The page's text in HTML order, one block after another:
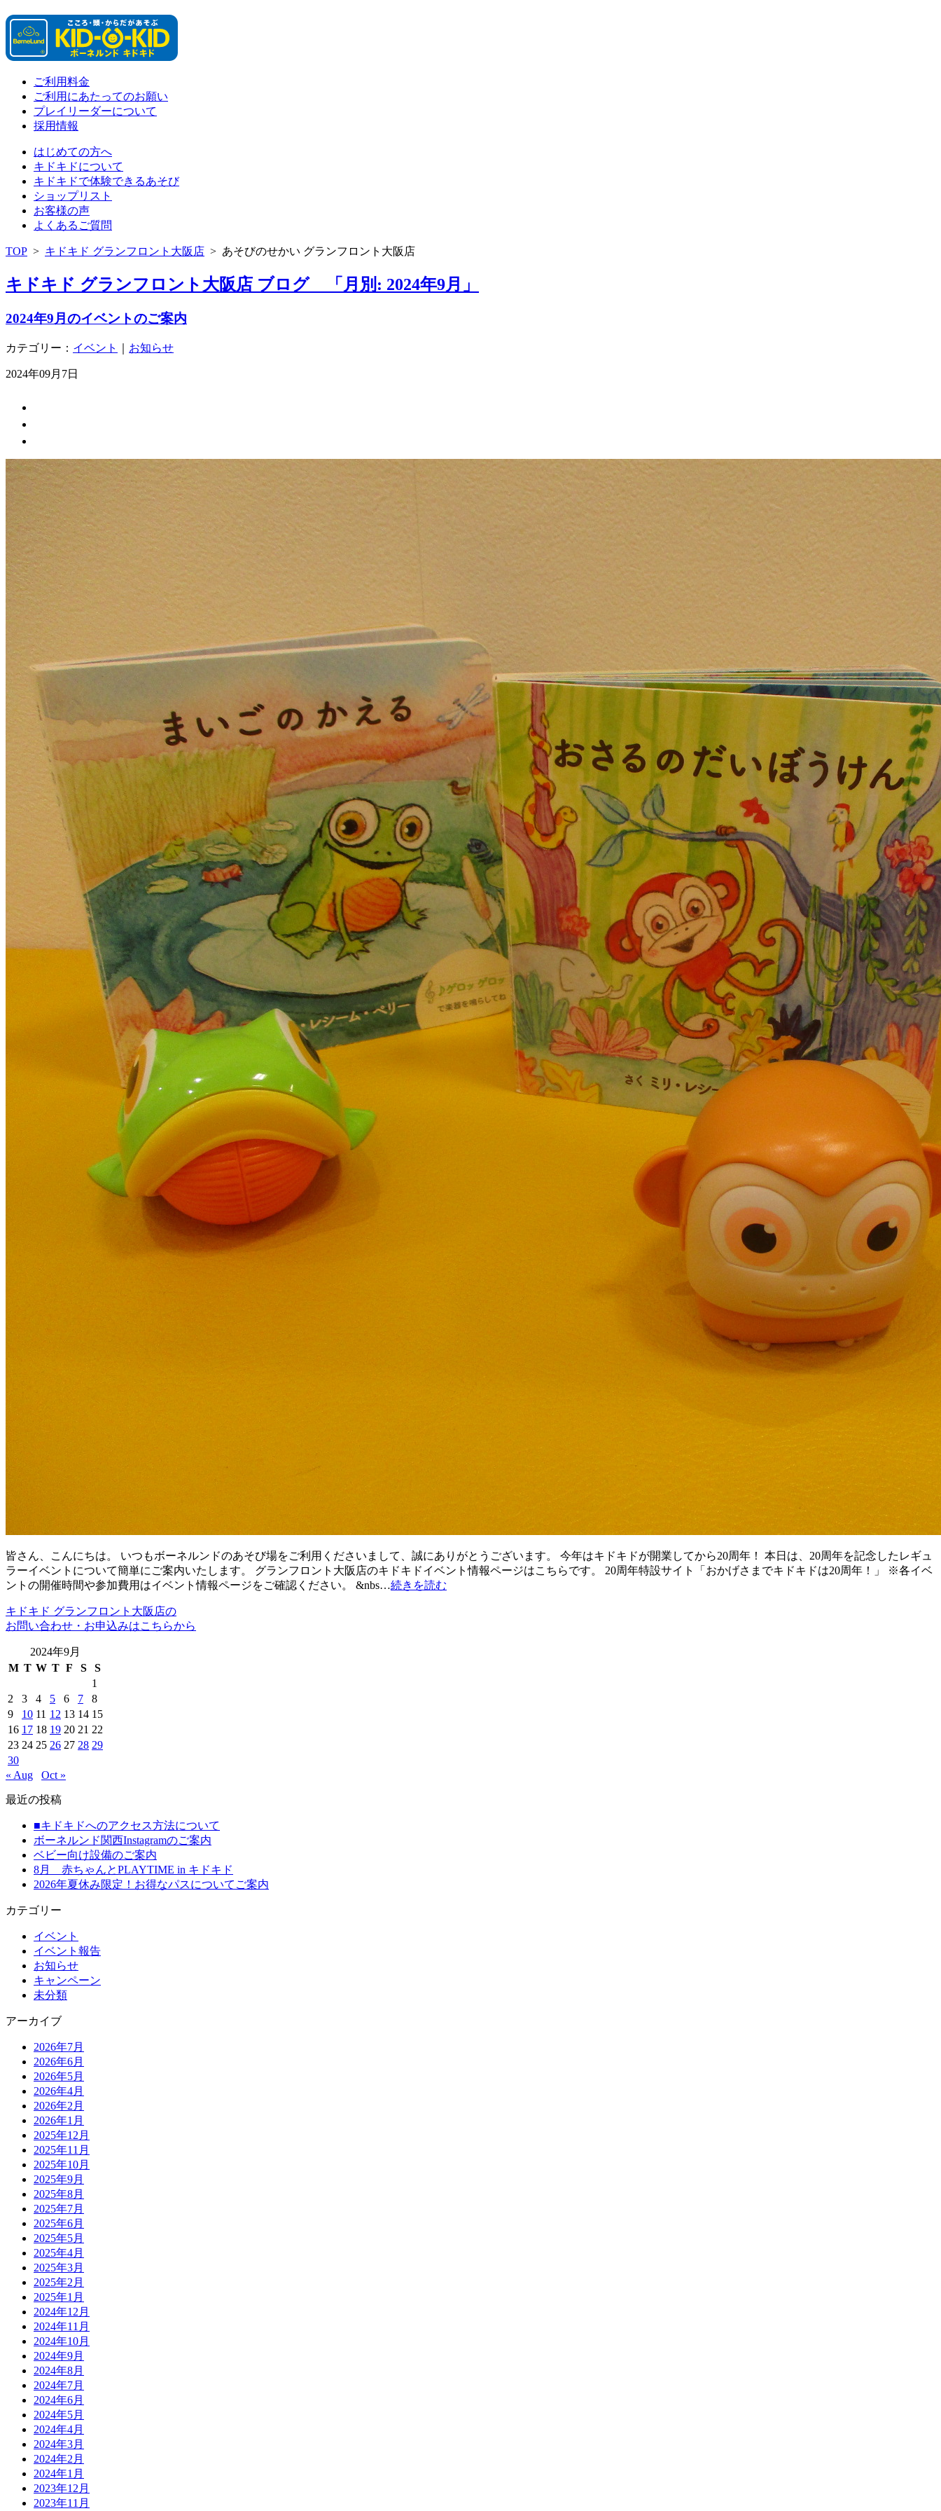
ご利用料金
ご利用にあたってのお願い
プレイリーダーについて
採用情報
はじめての方へ
キドキドについて
キドキドで体験できるあそび
ショップリスト
お客様の声
よくあるご質問
TOP > キドキド グランフロント大阪店 > あそびのせかい グランフロント大阪店
キドキド グランフロント大阪店 ブログ 「月別: 2024年9月」
2024年9月のイベントのご案内
カテゴリー： イベント お知らせ
2024年09月7日
皆さん、こんにちは。 いつもボーネルンドのあそび場をご利用くださいまして、誠にありがとうございます。 今年はキドキドが開業してから20周年！ 本日は、20周年を記念したレギュ
ラーイベントについて簡単にご案内いたします。 グランフロント大阪店のキドキドイベント情報ページはこちらです。 20周年特設サイト「おかげさまでキドキドは20周年！」 ※各イベ
ントの開催時間や参加費用はイベント情報ページをご確認ください。 &nbs…続きを読む
キドキド グランフロント大阪店の
お問い合わせ・お申込みはこちらから
2024年9月
M T W T F S
S
1
2
3 4 5 6 7
8
9
10 11 12 13 14 15
16 17 18 19 20 21 22
23 24 25 26 27 28 29
30
« Aug
Oct »
最近の投稿
■キドキドへのアクセス方法について
ボーネルンド関西Instagramのご案内
ベビー向け設備のご案内
8月 赤ちゃんとPLAYTIME in キドキド
2026年夏休み限定！お得なパスについてご案内
カテゴリー
イベント
イベント報告
お知らせ
キャンペーン
未分類
アーカイブ
2026年7月
2026年6月
2026年5月
2026年4月
2026年2月
2026年1月
2025年12月
2025年11月
2025年10月
2025年9月
2025年8月
2025年7月
2025年6月
2025年5月
2025年4月
2025年3月
2025年2月
2025年1月
2024年12月
2024年11月
2024年10月
2024年9月
2024年8月
2024年7月
2024年6月
2024年5月
2024年4月
2024年3月
2024年2月
2024年1月
2023年12月
2023年11月